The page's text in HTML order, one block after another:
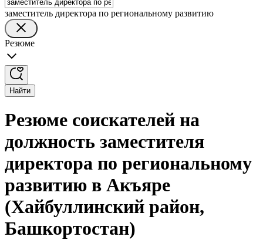
заместитель директора по региональному развитию
Резюме
Найти
Резюме соискателей на
должность заместителя
директора по региональному
развитию в Акъяре
(Хайбуллинский район,
Башкортостан)